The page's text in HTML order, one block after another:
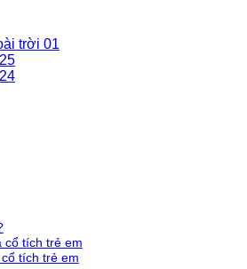
trời 01
cổ tích trẻ em
tích trẻ em